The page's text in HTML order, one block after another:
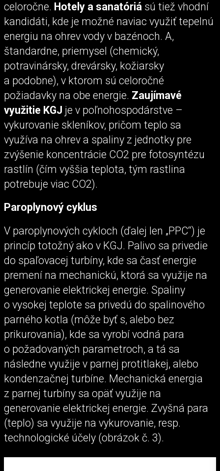
celoročne. Hotely a sanatóriá sú tiež vhodní
kandidáti, kde je možné naviac využiť tepelnú
energiu na ohrev vody v bazénoch. A,
štandardne, priemysel (chemický,
potravinársky, drevársky, kožiarsky
a podobne), v ktorom sú celoročné
požiadavky na obe energie. Zaujímavé
využitie KGJ je v poľnohospodárstve –
vykurovanie skleníkov, pričom teplo sa
využíva na ohrev a spaliny z jednotky pre
zvýšenie koncentrácie CO2 pre fotosyntézu
rastlín (čím vyššia teplota, tým rastlina
potrebuje viac CO2).
Paroplynový cyklus
V paroplynových cykloch (ďalej len „PPC“) je
princíp totožný ako v KGJ. Palivo sa privedie
do spaľovacej turbíny, kde sa časť energie
premení na mechanickú, ktorá sa využije na
generovanie elektrickej energie. Spaliny
o vysokej teplote sa privedú do spalinového
parného kotla (môže byť s, alebo bez
prikurovania), kde sa vyrobí vodná para
o požadovaných parametroch, a tá sa
následne využije v parnej protitlakej, alebo
kondenzačnej turbíne. Mechanická energia
z parnej turbíny sa opäť využije na
generovanie elektrickej energie. Zvyšná para
(teplo) sa využije na vykurovanie, resp.
technologické účely (obrázok č. 3).